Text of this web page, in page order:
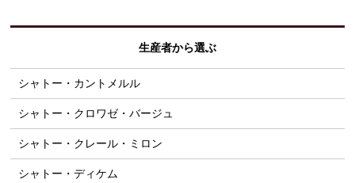
生産者から選ぶ
シャトー・カントメルル
シャトー・クロワゼ・バージュ
シャトー・クレール・ミロン
シャトー・ディケム